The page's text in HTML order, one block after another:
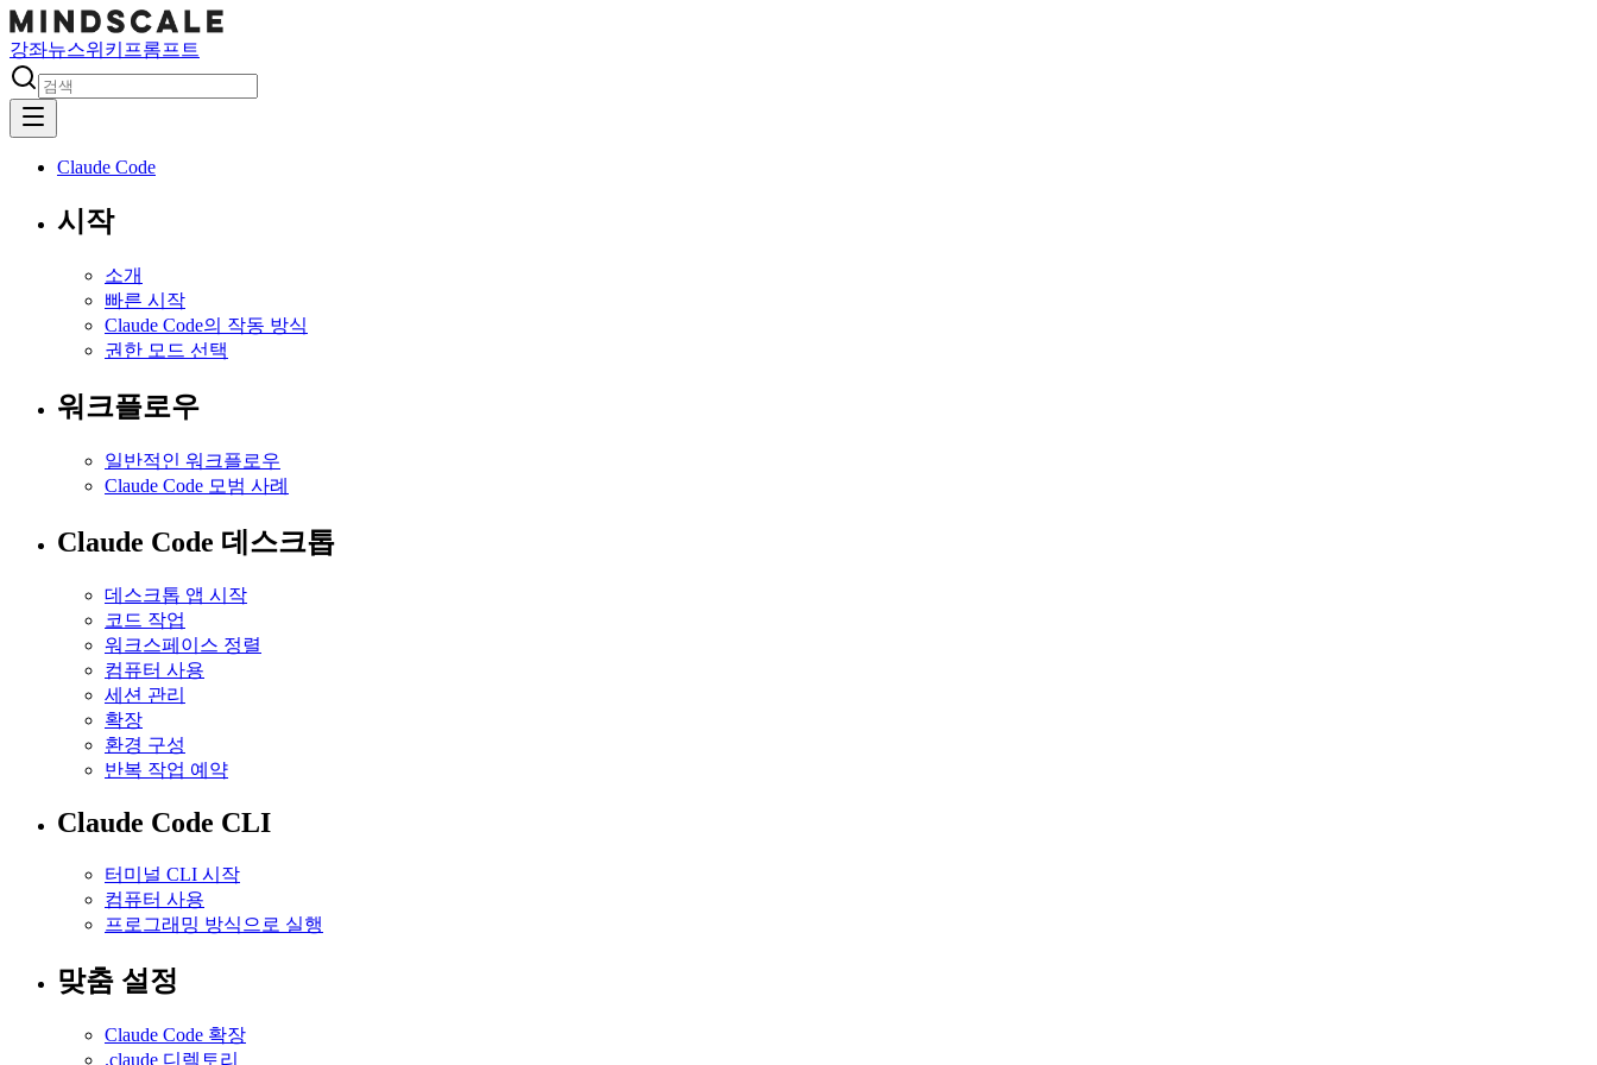
강좌뉴스위키 프롬프트
Claude Code
시작
소개
빠른 시작
Claude Code의 작동 방식
권한 모드 선택
워크플로우
일반적인 워크플로우
Claude Code 모범 사례
Claude Code 데스크톱
데스크톱 앱 시작
코드 작업
워크스페이스 정렬
컴퓨터 사용
세션 관리
확장
환경 구성
반복 작업 예약
Claude Code CLI
터미널 CLI 시작
컴퓨터 사용
프로그래밍 방식으로 실행
맞춤 설정
Claude Code 확장
.claude 디렉토리